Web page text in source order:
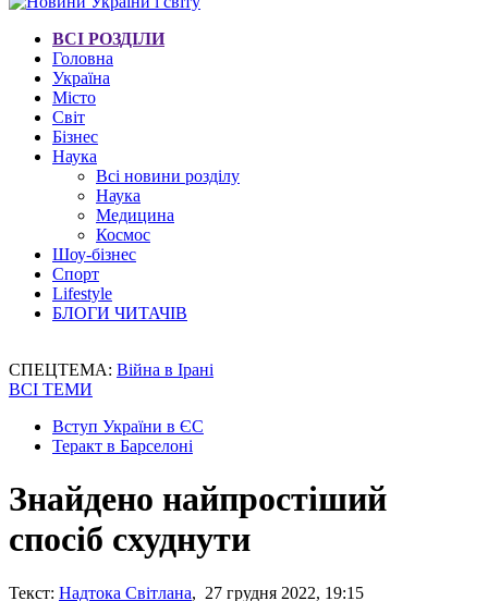
ВСІ РОЗДІЛИ
Головна
Україна
Місто
Світ
Бізнес
Наука
Всі новини розділу
Наука
Медицина
Космос
Шоу-бізнес
Спорт
Lifestyle
БЛОГИ ЧИТАЧІВ
СПЕЦТЕМА: Війна в Ірані
ВСІ ТЕМИ
Вступ України в ЄС
Теракт в Барселоні
Знайдено найпростіший
спосіб схуднути
Текст: Надтока Світлана, 27 грудня 2022, 19:15